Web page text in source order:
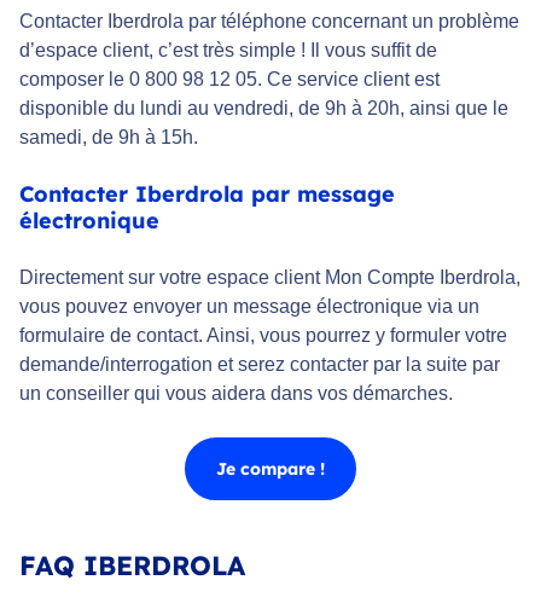
Contacter Iberdrola par téléphone concernant un problème
d’espace client, c’est très simple ! Il vous suffit de
composer le 0 800 98 12 05. Ce service client est
disponible du lundi au vendredi, de 9h à 20h, ainsi que le
samedi, de 9h à 15h.
Contacter Iberdrola par message
électronique
Directement sur votre espace client Mon Compte Iberdrola,
vous pouvez envoyer un message électronique via un
formulaire de contact. Ainsi, vous pourrez y formuler votre
demande/interrogation et serez contacter par la suite par
un conseiller qui vous aidera dans vos démarches.
Je compare !
FAQ IBERDROLA